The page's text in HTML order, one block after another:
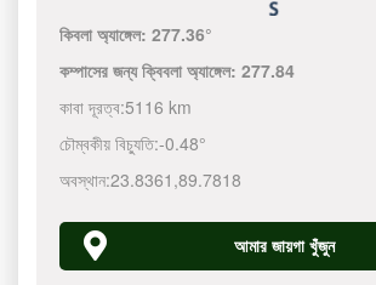
কিবলা অ্যাঙ্গেল:277.36°
কম্পাসের জন্য ক্বিবলা অ্যাঙ্গেল:277.84
কাবা দূরত্ব:5116 km
চৌম্বকীয় বিচ্যুতি:-0.48°
অবস্থান:23.8361 ,89.7818
আমার জায়গা খুঁজুন